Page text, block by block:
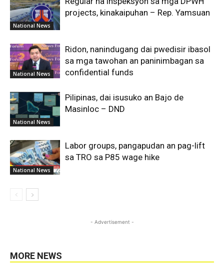
National News
projects, kinakaipuhan – Rep. Yamsuan
National News
Ridon, nanindugang dai pwedisir ibasol
sa mga tawohan an paninimbagan sa
confidential funds
National News
Pilipinas, dai isusuko an Bajo de
Masinloc – DND
National News
Labor groups, pangapudan an pag-lift
sa TRO sa P85 wage hike
- Advertisement -
MORE NEWS